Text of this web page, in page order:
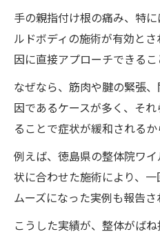
手の親指付け根の痛み、特
ルドボディの施術が有効と
因に直接アプローチできるこ
なぜなら、筋肉や腱の緊張
因であるケースが多く、そ
ることで症状が緩和されるか
例えば、徳島県の整体院ワ
状に合わせた施術により、
ムーズになった実例も報告さ
こうした実績が、整体がば